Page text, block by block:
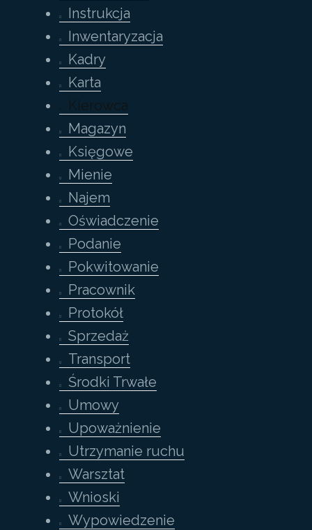
Instrukcja
Inwentaryzacja
Kadry
Karta
Kierowca
Magazyn
Księgowe
Mienie
Najem
Oświadczenie
Podanie
Pokwitowanie
Pracownik
Protokół
Sprzedaż
Transport
Środki Trwałe
Umowy
Upoważnienie
Utrzymanie ruchu
Warsztat
Wnioski
Wypowiedzenie